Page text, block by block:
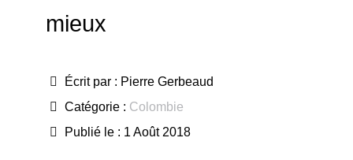
mieux
Écrit par : Pierre Gerbeaud
Catégorie : Colombie
Publié le : 1 Août 2018